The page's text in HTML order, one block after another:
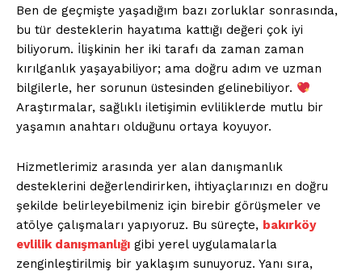
Ben de geçmişte yaşadığım bazı zorluklar sonrasında,
bu tür desteklerin hayatıma kattığı değeri çok iyi
biliyorum. İlişkinin her iki tarafı da zaman zaman
kırılganlık yaşayabiliyor; ama doğru adım ve uzman
bilgilerle, her sorunun üstesinden gelinebiliyor.
Araştırmalar, sağlıklı iletişimin evliliklerde mutlu bir
yaşamın anahtarı olduğunu ortaya koyuyor.
Hizmetlerimiz arasında yer alan danışmanlık
desteklerini değerlendirirken, ihtiyaçlarınızı en doğru
şekilde belirleyebilmeniz için birebir görüşmeler ve
atölye çalışmaları yapıyoruz. Bu süreçte, bakırköy
evlilik danışmanlığı gibi yerel uygulamalarla
zenginleştirilmiş bir yaklaşım sunuyoruz. Yanı sıra,